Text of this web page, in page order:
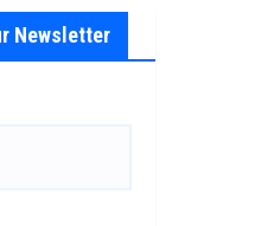
Newsletter